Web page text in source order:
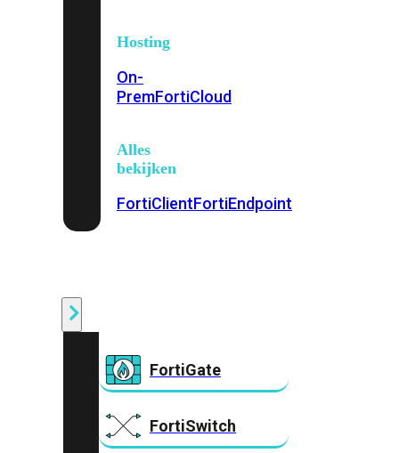
Hosting
On-
PremFortiCloud
Alles
bekijken
FortiClientFortiEndpoint
FortiGate
FortiSwitch